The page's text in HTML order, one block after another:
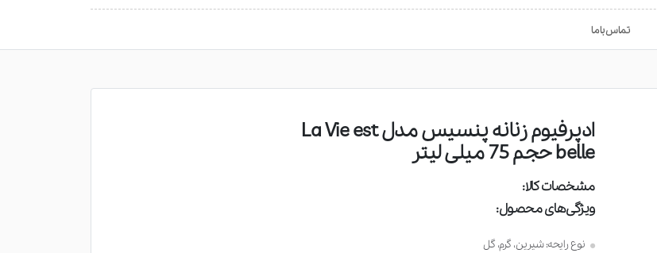
تماس با ما
ادپرفیوم زنانه پنسیس مدل La Vie est
belle حجم 75 میلی لیتر
مشخصات کالا:
ویژگی‌های محصول:
نوع رایحه: شیرین، گرم، گل